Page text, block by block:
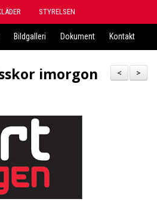
STYRELSEN
Bildgalleri Dokument Kontakt
>
<
imorgon